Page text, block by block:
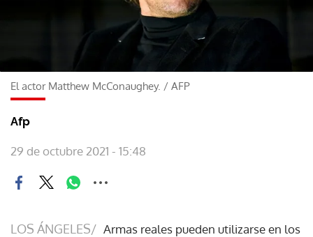
El actor Matthew McConaughey. / AFP
Afp
29 de octubre 2021 - 15:48
LOS ÁNGELES/ Armas reales pueden utilizarse en los